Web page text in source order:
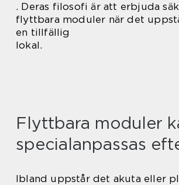
. Deras filosofi är att erbjuda
flyttbara moduler när det
en tillfällig
lokal.
Flyttbara moduler
specialanpassas
Ibland uppstår det akuta eller